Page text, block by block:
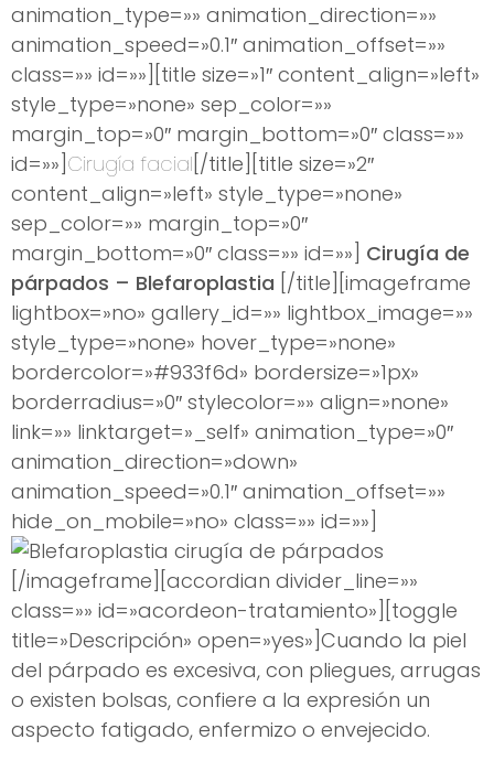
animation_type=»» animation_direction=»»
animation_speed=»0.1″ animation_offset=»»
class=»» id=»»][title size=»1″ content_align=»left»
style_type=»none» sep_color=»»
margin_top=»0″ margin_bottom=»0″ class=»»
id=»»] Cirugía facial [/title][title size=»2″
content_align=»left» style_type=»none»
sep_color=»» margin_top=»0″
margin_bottom=»0″ class=»» id=»»] Cirugía de
párpados – Blefaroplastia [/title][imageframe
lightbox=»no» gallery_id=»» lightbox_image=»»
style_type=»none» hover_type=»none»
bordercolor=»#933f6d» bordersize=»1px»
borderradius=»0″ stylecolor=»» align=»none»
link=»» linktarget=»_self» animation_type=»0″
animation_direction=»down»
animation_speed=»0.1″ animation_offset=»»
hide_on_mobile=»no» class=»» id=»»]
[/imageframe][accordian divider_line=»»
class=»» id=»acordeon-tratamiento»][toggle
title=»Descripción» open=»yes»]Cuando la piel
del párpado es excesiva, con pliegues, arrugas
o existen bolsas, confiere a la expresión un
aspecto fatigado, enfermizo o envejecido.